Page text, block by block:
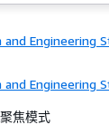
and Engineering
and Engineering
聚焦模式